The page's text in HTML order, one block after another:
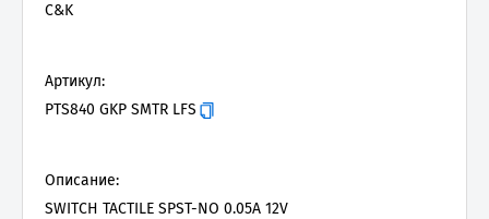
C&K
Артикул:
PTS840 GKP SMTR LFS
Описание:
SWITCH TACTILE SPST-NO 0.05A 12V